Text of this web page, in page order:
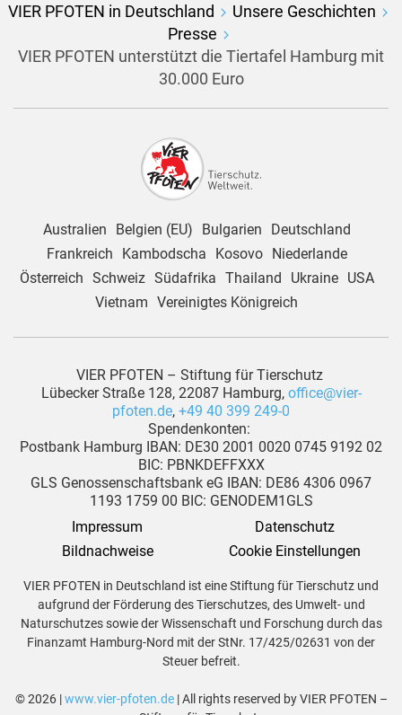
VIER PFOTEN in Deutschland
Unsere Geschichten
Presse
VIER PFOTEN unterstützt die Tiertafel Hamburg mit
30.000 Euro
Australien Belgien (EU) Bulgarien
Deutschland
Frankreich
Kambodscha Kosovo
Niederlande
Österreich Schweiz Südafrika Thailand Ukraine
USA
Vietnam Vereinigtes Königreich
VIER PFOTEN – Stiftung für Tierschutz
Lübecker Straße 128, 22087 Hamburg, office@vier-
pfoten.de, +49 40 399 249-0
Spendenkonten:
Postbank Hamburg IBAN: DE30 2001 0020 0745 9192 02
BIC: PBNKDEFFXXX
GLS Genossenschaftsbank eG IBAN: DE86 4306 0967
1193 1759 00 BIC: GENODEM1GLS
Impressum
Datenschutz
Bildnachweise
Cookie Einstellungen
VIER PFOTEN in Deutschland ist eine Stiftung für Tierschutz und
aufgrund der Förderung des Tierschutzes, des Umwelt- und
Naturschutzes sowie der Wissenschaft und Forschung durch das
Finanzamt Hamburg-Nord mit der StNr. 17/425/02631 von der
Steuer befreit.
© 2026 |www.vier-pfoten.de| All rights reserved by VIER PFOTEN –